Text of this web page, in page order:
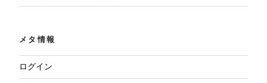
メタ情報
ログイン